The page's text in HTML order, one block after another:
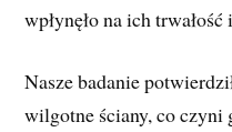
wpłynęło na ich trwałość
Nasze badanie
wilgotne ściany, co